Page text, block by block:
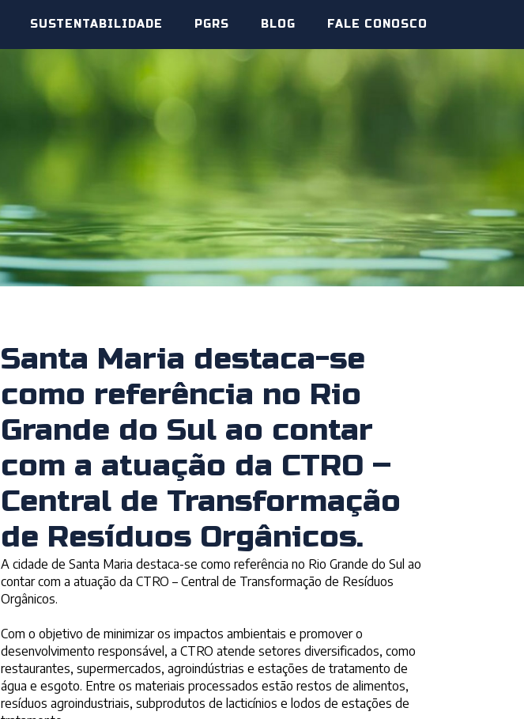
SUSTENTABILIDADE PGRS BLOG FALE CONOSCO
Santa Maria destaca-se
como referência no Rio
Grande do Sul ao contar
com a atuação da CTRO –
Central de Transformação
de Resíduos Orgânicos.
A cidade de Santa Maria destaca-se como referência no Rio Grande do Sul ao
contar com a atuação da CTRO – Central de Transformação de Resíduos
Orgânicos.
Com o objetivo de minimizar os impactos ambientais e promover o
desenvolvimento responsável, a CTRO atende setores diversificados, como
restaurantes, supermercados, agroindústrias e estações de tratamento de
água e esgoto. Entre os materiais processados estão restos de alimentos,
resíduos agroindustriais, subprodutos de lacticínios e lodos de estações de